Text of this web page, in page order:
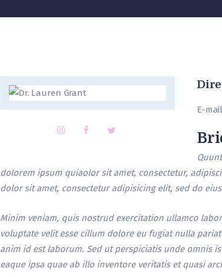
E-
dolorem ipsum quiaolor sit amet, consectetur,
dolor sit amet, consectetur adipisicing elit, sed do
Minim veniam, quis nostrud exercitation ullamco
voluptate velit esse cillum dolore eu fugiat nulla
anim id est laborum. Sed ut perspiciatis unde omnis
eaque ipsa quae ab illo inventore veritatis et quasi